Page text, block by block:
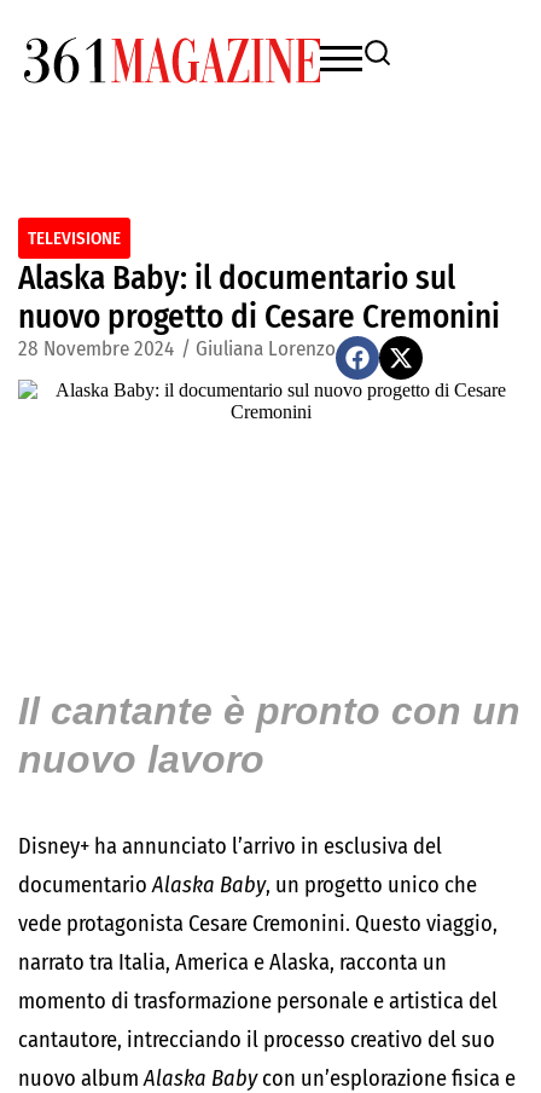
TELEVISIONE
Alaska Baby: il documentario sul
nuovo progetto di Cesare Cremonini
28 Novembre 2024 / Giuliana Lorenzo
Il cantante è pronto con un
nuovo lavoro
Disney+ ha annunciato l’arrivo in esclusiva del
documentarioAlaska Baby, un progetto unico che
vede protagonista Cesare Cremonini. Questo viaggio,
narrato tra Italia, America e Alaska, racconta un
momento di trasformazione personale e artistica del
cantautore, intrecciando il processo creativo del suo
nuovo albumAlaska Babycon un’esplorazione fisica e